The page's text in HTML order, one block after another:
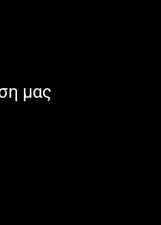
μας